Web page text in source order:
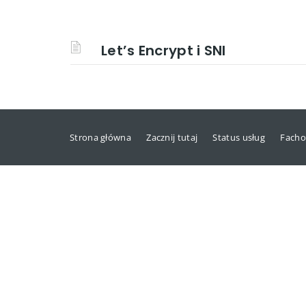
Let’s Encrypt i SNI
Strona główna Zacznij tutaj Status usług